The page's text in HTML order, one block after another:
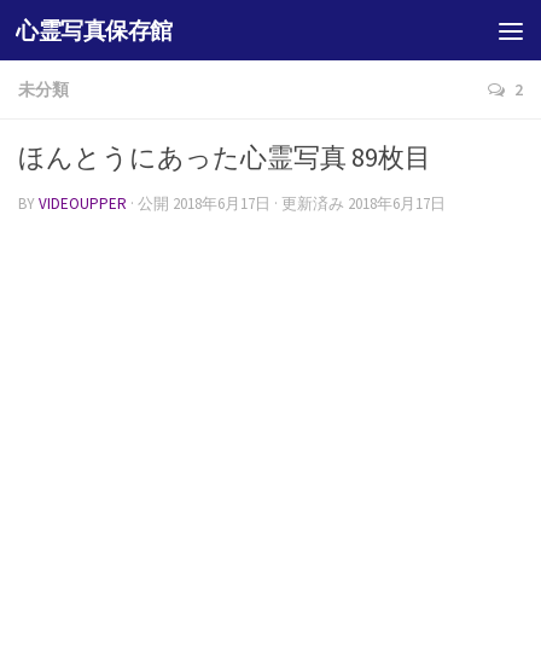
心霊写真保存館
未分類 2
ほんとうにあった心霊写真 89枚目
BYVIDEOUPPER · 公開 2018年6月17日 · 更新済み 2018年6月17日